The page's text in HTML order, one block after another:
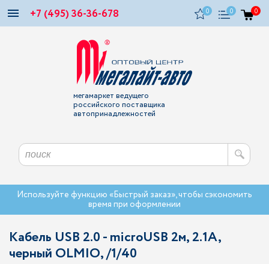
+7 (495) 36-36-678 0 0 0
мегамаркет ведущего
российского поставщика
автопринадлежностей
Используйте функцию «Быстрый заказ», чтобы сэкономить
время при оформлении
Кабель USB 2.0 - microUSB 2м, 2.1A,
черный OLMIO, /1/40